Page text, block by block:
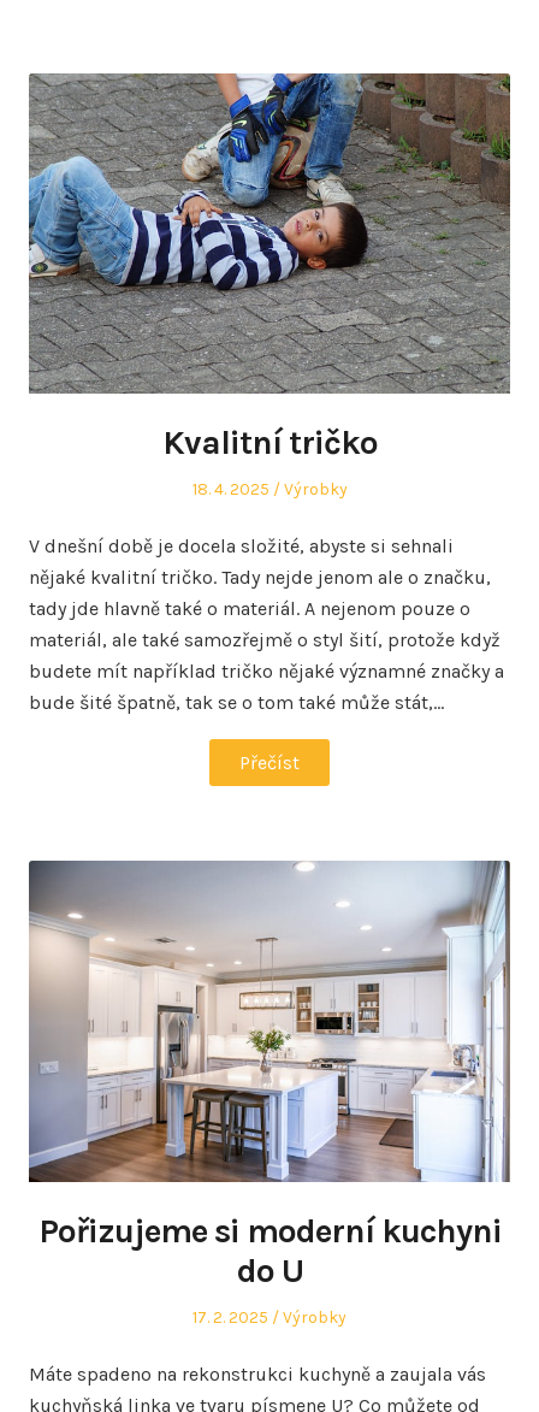
Kvalitní tričko
Posted
18. 4. 2025
Posted
Výrobky
V dnešní době je docela složité, abyste si sehnali
nějaké kvalitní tričko. Tady nejde jenom ale o značku,
tady jde hlavně také o materiál. A nejenom pouze o
materiál, ale také samozřejmě o styl šití, protože když
budete mít například tričko nějaké významné značky a
bude šité špatně, tak se o tom také může stát,…
Přečíst
Pořizujeme si moderní kuchyni
do U
Posted
17. 2. 2025
Posted
Výrobky
Máte spadeno na rekonstrukci kuchyně a zaujala vás
kuchyňská linka ve tvaru písmene U? Co můžete od